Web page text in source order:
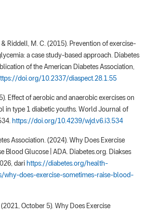
& Riddell, M. C. (2015). Prevention of exercise-
a case study-based approach. Diabetes
of the American Diabetes Association,
doi.org/10.2337/diaspect.28.1.55
Effect of aerobic and anaerobic exercises on
in type 1 diabetic youths. World Journal of
https://doi.org/10.4239/wjd.v6.i3.534
Association. (2024). Why Does Exercise
Blood Glucose | ADA. Diabetes.org. Diakses
dari https://diabetes.org/health-
why-does-exercise-sometimes-raise-blood-
October 5). Why Does Exercise